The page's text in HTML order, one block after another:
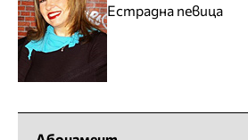
Естрадна певица